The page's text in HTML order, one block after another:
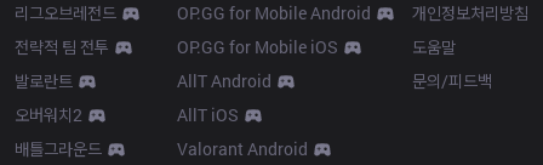
리그오브레전드
전략적 팀 전투
발로란트
오버워치2
배틀그라운드
OP.GG for Mobile Android
OP.GG for Mobile iOS
AllT Android
AllT iOS
Valorant Android
개인정보처리방침
도움말
문의/피드백